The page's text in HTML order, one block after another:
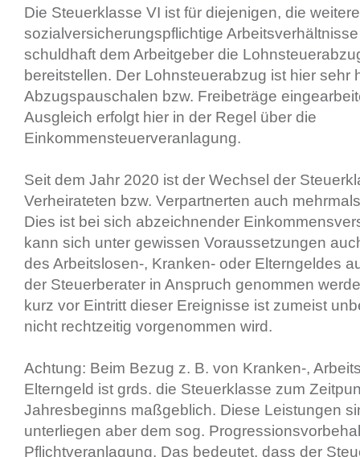
Die Steuerklasse VI ist für diejenigen, die weitere
sozialversicherungspflichtige
schuldhaft dem Arbeitgeber die
bereitstellen. Der Lohnsteuerabzug ist hier sehr
Abzugspauschalen bzw. Freibeträge
Ausgleich erfolgt hier in der Regel über die
Einkommensteuerveranlagung.
Seit dem Jahr 2020 ist der Wechsel der
Verheirateten bzw. Verpartnerten auch
Dies ist bei sich abzeichnender
kann sich unter gewissen Voraussetzungen
des Arbeitslosen-, Kranken- oder Elterngeldes
der Steuerberater in Anspruch genommen
kurz vor Eintritt dieser Ereignisse ist zumeist
nicht rechtzeitig vorgenommen wird.
Achtung: Beim Bezug z. B. von Kranken-,
Elterngeld ist grds. die Steuerklasse zum
Jahresbeginns maßgeblich. Diese Leistungen
unterliegen aber dem sog.
Pflichtveranlagung. Das bedeutet, dass der